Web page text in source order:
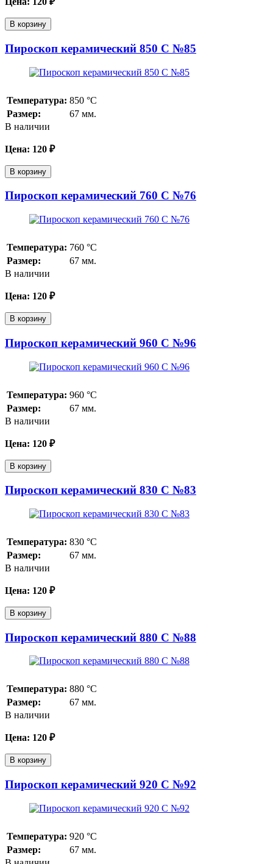
В корзину
Пироскоп керамический 850 С №85
Температура: 850 °С
Размер:
67 мм.
В наличии
Цена: 120 ₽
В корзину
Пироскоп керамический 760 С №76
Температура: 760 °С
Размер:
67 мм.
В наличии
Цена: 120 ₽
В корзину
Пироскоп керамический 960 С №96
Температура: 960 °С
Размер:
67 мм.
В наличии
Цена: 120 ₽
В корзину
Пироскоп керамический 830 С №83
Температура: 830 °С
Размер:
67 мм.
В наличии
Цена: 120 ₽
В корзину
Пироскоп керамический 880 С №88
Температура: 880 °С
Размер:
67 мм.
В наличии
Цена: 120 ₽
В корзину
Пироскоп керамический 920 С №92
Температура: 920 °С
Размер:
67 мм.